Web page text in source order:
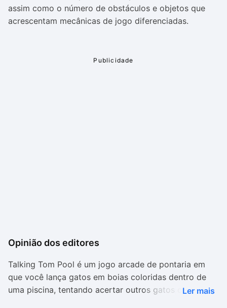
assim como o número de obstáculos e objetos que
acrescentam mecânicas de jogo diferenciadas.
Opinião dos editores
Talking Tom Pool é um jogo arcade de pontaria em
que você lança gatos em boias coloridas dentro de
uma piscina, tentando acertar outros gatos com as
Ler mais